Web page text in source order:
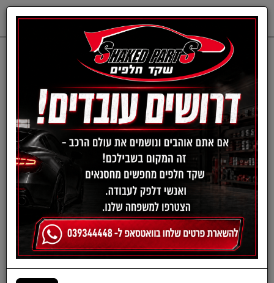
שמנים ותוספים תוספים תוספי דלק בנזין/דיזל
תוסף דלק למנוע דיזל "מנה
כפולה" 946 מ"ל מבית
Justice Brothers